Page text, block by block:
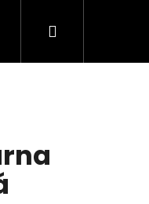
Ako objednať
Nákupný